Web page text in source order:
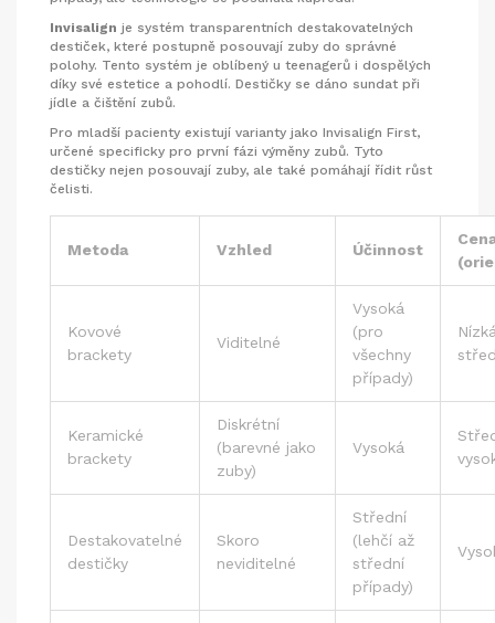
Invisalign je systém transparentních destakovatelných
destiček, které postupně posouvají zuby do správné
polohy. Tento systém je oblíbený u teenagerů i dospělých
díky své estetice a pohodlí. Destičky se dáno sundat při
jídle a čištění zubů.
Pro mladší pacienty existují varianty jako Invisalign First,
určené specificky pro první fázi výměny zubů. Tyto
destičky nejen posouvají zuby, ale také pomáhají řídit růst
čelisti.
Metoda Vzhled Účinnost
Kovové
brackety
Viditelné
Vysoká
(pro
všechny
případy)
Keramické
brackety
Diskrétní
(barevné jako
zuby)
Vysoká
Destakovatelné
destičky
Skoro
neviditelné
Střední
(lehčí až
střední
případy)